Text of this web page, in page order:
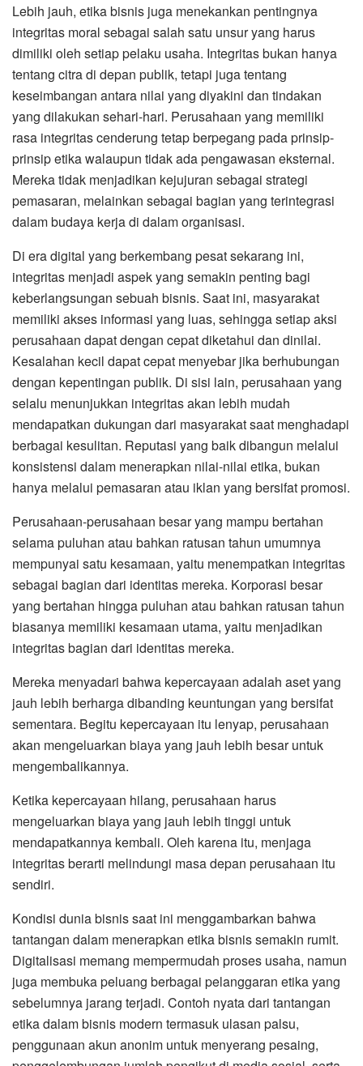
Lebih jauh, etika bisnis juga menekankan pentingnya
integritas moral sebagai salah satu unsur yang harus
dimiliki oleh setiap pelaku usaha. Integritas bukan hanya
tentang citra di depan publik, tetapi juga tentang
keseimbangan antara nilai yang diyakini dan tindakan
yang dilakukan sehari-hari. Perusahaan yang memiliki
rasa integritas cenderung tetap berpegang pada prinsip-
prinsip etika walaupun tidak ada pengawasan eksternal.
Mereka tidak menjadikan kejujuran sebagai strategi
pemasaran, melainkan sebagai bagian yang terintegrasi
dalam budaya kerja di dalam organisasi.
Di era digital yang berkembang pesat sekarang ini,
integritas menjadi aspek yang semakin penting bagi
keberlangsungan sebuah bisnis. Saat ini, masyarakat
memiliki akses informasi yang luas, sehingga setiap aksi
perusahaan dapat dengan cepat diketahui dan dinilai.
Kesalahan kecil dapat cepat menyebar jika berhubungan
dengan kepentingan publik. Di sisi lain, perusahaan yang
selalu menunjukkan integritas akan lebih mudah
mendapatkan dukungan dari masyarakat saat menghadapi
berbagai kesulitan. Reputasi yang baik dibangun melalui
konsistensi dalam menerapkan nilai-nilai etika, bukan
hanya melalui pemasaran atau iklan yang bersifat promosi.
Perusahaan-perusahaan besar yang mampu bertahan
selama puluhan atau bahkan ratusan tahun umumnya
mempunyai satu kesamaan, yaitu menempatkan integritas
sebagai bagian dari identitas mereka. Korporasi besar
yang bertahan hingga puluhan atau bahkan ratusan tahun
biasanya memiliki kesamaan utama, yaitu menjadikan
integritas bagian dari identitas mereka.
Mereka menyadari bahwa kepercayaan adalah aset yang
jauh lebih berharga dibanding keuntungan yang bersifat
sementara. Begitu kepercayaan itu lenyap, perusahaan
akan mengeluarkan biaya yang jauh lebih besar untuk
mengembalikannya.
Ketika kepercayaan hilang, perusahaan harus
mengeluarkan biaya yang jauh lebih tinggi untuk
mendapatkannya kembali. Oleh karena itu, menjaga
integritas berarti melindungi masa depan perusahaan itu
sendiri.
Kondisi dunia bisnis saat ini menggambarkan bahwa
tantangan dalam menerapkan etika bisnis semakin rumit.
Digitalisasi memang mempermudah proses usaha, namun
juga membuka peluang berbagai pelanggaran etika yang
sebelumnya jarang terjadi. Contoh nyata dari tantangan
etika dalam bisnis modern termasuk ulasan palsu,
penggunaan akun anonim untuk menyerang pesaing,